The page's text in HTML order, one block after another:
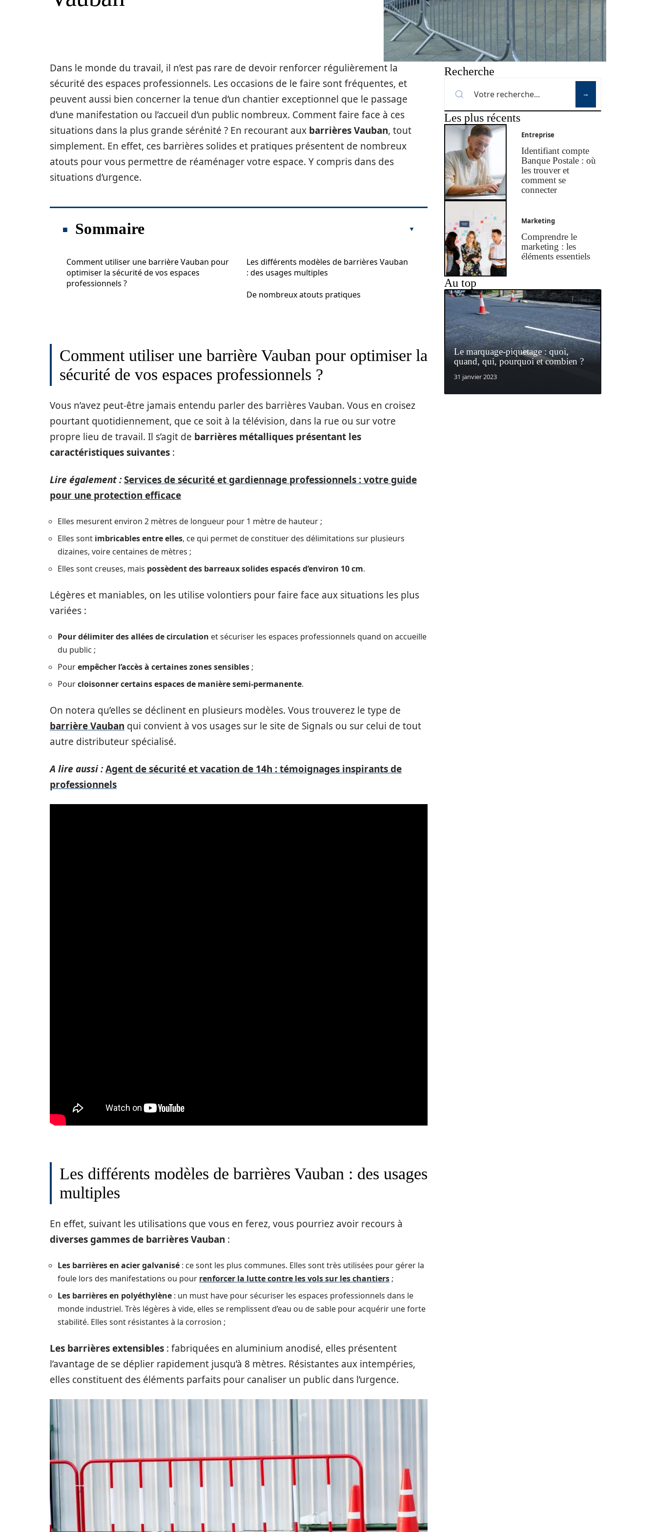
Dans le monde du travail, il n’est pas rare de devoir renforcer régulièrement la
sécurité des espaces professionnels. Les occasions de le faire sont fréquentes, et
peuvent aussi bien concerner la tenue d’un chantier exceptionnel que le passage
d’une manifestation ou l’accueil d’un public nombreux. Comment faire face à ces
situations dans la plus grande sérénité ? En recourant aux barrières Vauban, tout
simplement. En effet, ces barrières solides et pratiques présentent de nombreux
atouts pour vous permettre de réaménager votre espace. Y compris dans des
situations d’urgence.
Sommaire
Comment utiliser une barrière Vauban pour
optimiser la sécurité de vos espaces
professionnels ?
Les différents modèles de barrières Vauban
: des usages multiples
De nombreux atouts pratiques
Comment utiliser une barrière Vauban pour optimiser la
sécurité de vos espaces professionnels ?
Vous n’avez peut-être jamais entendu parler des barrières Vauban. Vous en croisez
pourtant quotidiennement, que ce soit à la télévision, dans la rue ou sur votre
propre lieu de travail. Il s’agit de barrières métalliques présentant les
caractéristiques suivantes :
Lire également :Services de sécurité et gardiennage professionnels : votre guide
pour une protection efficace
Elles mesurent environ 2 mètres de longueur pour 1 mètre de hauteur ;
Elles sont imbricables entre elles, ce qui permet de constituer des délimitations sur plusieurs
dizaines, voire centaines de mètres ;
Elles sont creuses, mais possèdent des barreaux solides espacés d’environ 10 cm.
Légères et maniables, on les utilise volontiers pour faire face aux situations les plus
variées :
Pour délimiter des allées de circulation et sécuriser les espaces professionnels quand on accueille
du public ;
Pourempêcher l’accès à certaines zones sensibles ;
Pourcloisonner certains espaces de manière semi-permanente.
On notera qu’elles se déclinent en plusieurs modèles. Vous trouverez le type de
barrière Vauban qui convient à vos usages sur le site de Signals ou sur celui de tout
autre distributeur spécialisé.
A lire aussi :Agent de sécurité et vacation de 14h : témoignages inspirants de
professionnels
Les différents modèles de barrières Vauban : des usages
multiples
En effet, suivant les utilisations que vous en ferez, vous pourriez avoir recours à
diverses gammes de barrières Vauban :
Les barrières en acier galvanisé : ce sont les plus communes. Elles sont très utilisées pour gérer la
foule lors des manifestations ou pour renforcer la lutte contre les vols sur les chantiers ;
Les barrières en polyéthylène : un must have pour sécuriser les espaces professionnels dans le
monde industriel. Très légères à vide, elles se remplissent d’eau ou de sable pour acquérir une forte
stabilité. Elles sont résistantes à la corrosion ;
Les barrières extensibles : fabriquées en aluminium anodisé, elles présentent
l’avantage de se déplier rapidement jusqu’à 8 mètres. Résistantes aux intempéries,
elles constituent des éléments parfaits pour canaliser un public dans l’urgence.
Recherche
Les plus récents
Entreprise
Identifiant compte
Banque Postale : où
les trouver et
comment se
connecter
Marketing
Comprendre le
marketing : les
éléments essentiels
Au top
Le marquage-piquetage : quoi,
quand, qui, pourquoi et combien ?
31 janvier 2023